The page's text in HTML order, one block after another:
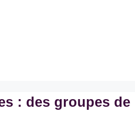
: des groupes de